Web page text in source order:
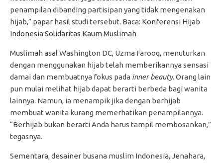
penampilan dibanding partisipan yang tidak mengenakan
hijab,” papar hasil studi tersebut. Baca: Konferensi Hijab
Indonesia Solidaritas Kaum Muslimah
Muslimah asal Washington DC, Uzma Farooq, menuturkan
dengan menggunakan hijab telah memberikannya sensasi
damai dan membuatnya fokus pada inner beauty. Orang lain
pun mulai melihat hijab dapat berarti berbeda bagi wanita
lainnya. Namun, ia menampik jika dengan berhijab
membuat wanita kurang memerhatikan penampilannya.
“Berhijab bukan berarti Anda harus tampil membosankan,”
tegasnya.
Sementara, desainer busana muslim Indonesia, Jenahara,